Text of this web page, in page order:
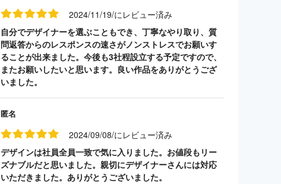
2024/11/19/にレビュー済み
自分でデザイナーを選ぶこともでき、丁寧なやり取り、質
問返答からのレスポンスの速さがノンストレスでお願いす
ることが出来ました。今後も3社程設立する予定ですので、
またお願いしたいと思います。良い作品をありがとうござ
いました。
匿名
2024/09/08/にレビュー済み
デザインは社員全員一致で気に入りました。お値段もリー
ズナブルだと思いました。親切にデザイナーさんには対応
いただきました。ありがとうございました。